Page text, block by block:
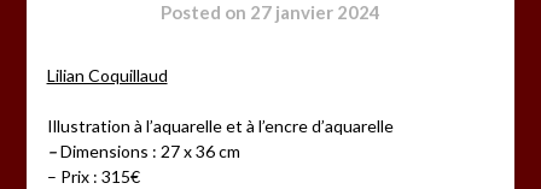
Posted on 27 janvier 2024
Lilian Coquillaud
Illustration à l’aquarelle et à l’encre d’aquarelle
–Dimensions : 27 x 36 cm
– Prix : 315€